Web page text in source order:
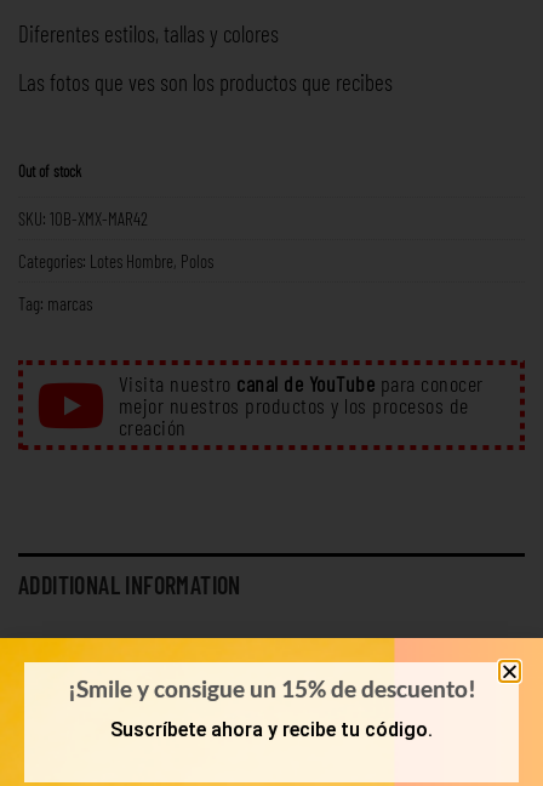
Diferentes estilos, tallas y colores
Las fotos que ves son los productos que recibes
Out of stock
SKU: 10B-XMX-MAR42
Categories: Lotes Hombre Polos
Tag: marcas
Visita nuestro canal de YouTube para conocer
mejor nuestros productos y los procesos de
creación
ADDITIONAL INFORMATION
10 Kg, 15 Kg, 20 Kg, 5 Kg
¡Smile y consigue un 15% de descuento!
Suscríbete ahora y recibe tu código.